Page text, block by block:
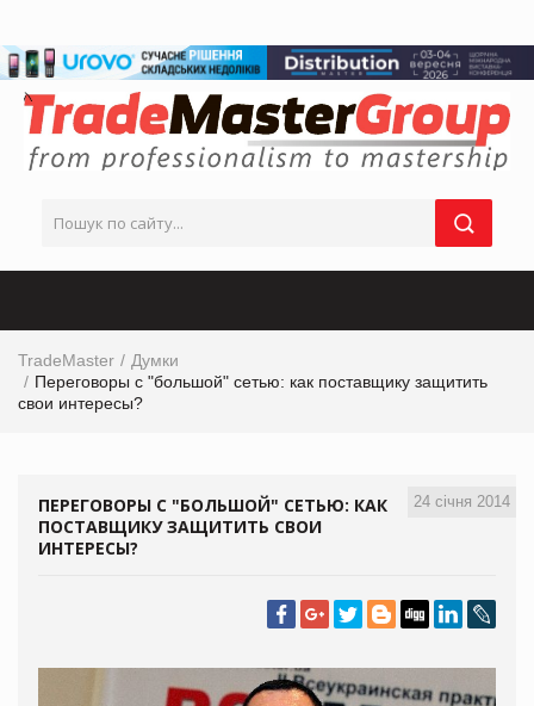
TradeMaster
Думки
Переговоры с "большой" сетью: как поставщику защитить
свои интересы?
24 січня 2014
ПЕРЕГОВОРЫ С "БОЛЬШОЙ" СЕТЬЮ: КАК
ПОСТАВЩИКУ ЗАЩИТИТЬ СВОИ
ИНТЕРЕСЫ?